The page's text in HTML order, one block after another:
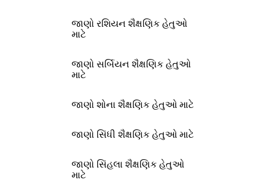
જાણો રશિયન શૈક્ષણિક હેતુઓ
માટે
જાણો સર્બિયન શૈક્ષણિક હેતુઓ
માટે
જાણો શોના શૈક્ષણિક હેતુઓ માટે
જાણો સિંધી શૈક્ષણિક હેતુઓ માટે
જાણો સિંહલા શૈક્ષણિક હેતુઓ
માટે